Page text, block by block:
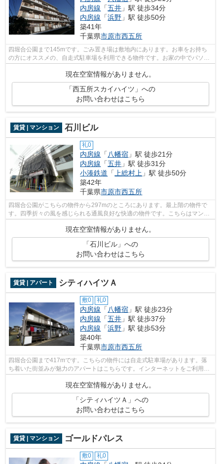
内房線 「五井 」駅 徒歩34分
内房線 「浜野 」駅 徒歩50分
築41年
千葉県市原市西五所
四堀合公園まで145mです。ごみ置き場は敷地内にあります。お車をお持ち
の方にオススメの、自走式駐車場を利用できる物件です。お家の中でパソコ
現在空室情報がありません。
「西五所スカイハイツ」への
お問い合わせはこちら
賃貸 | マンション 石川ビル
礼0
内房線 「八幡宿 」駅 徒歩21分
内房線 「五井 」駅 徒歩31分
小湊鉄道 「 上総村上 」駅 徒歩50分
築42年
千葉県市原市西五所
四堀合公園がこちらの物件から297mのところにあります。最上階の物件で
す。四季折々の風を感じられる通風良好な快適の物件です。こちらはマンシ
ョンタイプになります。お客様への丁寧...
現在空室情報がありません。
「石川ビル」への
お問い合わせはこちら
賃貸 | アパート シティハイツＡ
敷0 礼0
内房線 「 八幡宿 」駅 徒歩23分
内房線 「五井 」駅 徒歩37分
内房線 「浜野 」駅 徒歩53分
築40年
千葉県市原市西五所
四堀合公園まで417mです。こちらの物件には自走式駐車場があります。落
ち着いた街並みが魅力のアパートはこちらです。インターネットをご利用い
現在空室情報がありません。
「シティハイツＡ」への
お問い合わせはこちら
賃貸 | マンション ゴールドパレス
敷0 礼0